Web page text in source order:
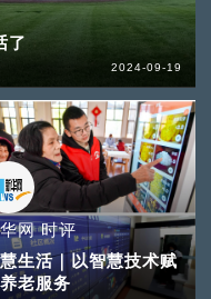
了
2024-09-19
网 时评
生活｜以智慧技术赋
老服务